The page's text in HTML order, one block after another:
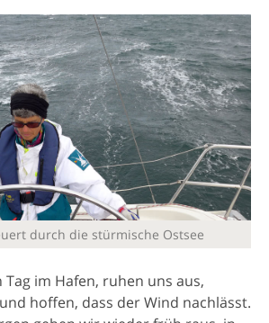
durch die stürmische Ostsee
im Hafen, ruhen uns aus,
hoffen, dass der Wind nachlässt.